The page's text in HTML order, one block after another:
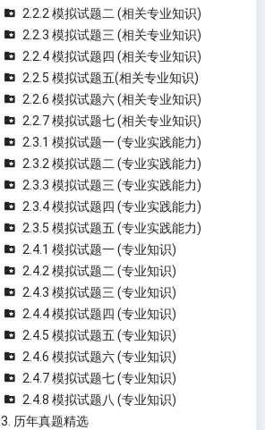
2.2.2 模拟试题二 (相关专业知识)
2.2.3 模拟试题三 (相关专业知识)
2.2.4 模拟试题四 (相关专业知识)
2.2.5 模拟试题五(相关专业知识)
2.2.6 模拟试题六 (相关专业知识)
2.2.7 模拟试题七 (相关专业知识)
2.3.1 模拟试题一 (专业实践能力)
2.3.2 模拟试题二 (专业实践能力)
2.3.3 模拟试题三 (专业实践能力)
2.3.4 模拟试题四 (专业实践能力)
2.3.5 模拟试题五 (专业实践能力)
2.4.1 模拟试题一 (专业知识)
2.4.2 模拟试题二 (专业知识)
2.4.3 模拟试题三 (专业知识)
2.4.4 模拟试题四 (专业知识)
2.4.5 模拟试题五 (专业知识)
2.4.6 模拟试题六 (专业知识)
2.4.7 模拟试题七 (专业知识)
2.4.8 模拟试题八 (专业知识)
3. 历年真题精选